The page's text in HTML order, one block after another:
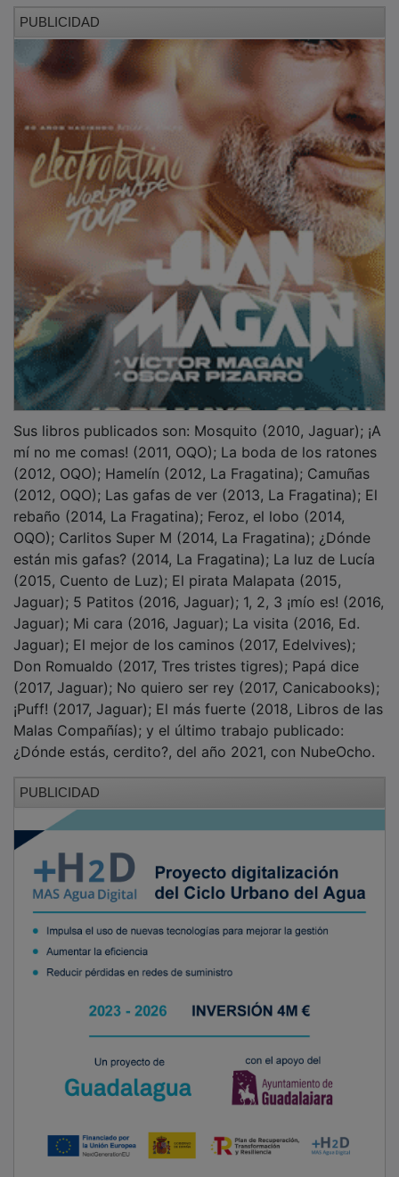
mí no me comas! (2011, OQO); La boda de los ratones
(2012, OQO); Hamelín (2012, La Fragatina); Camuñas
(2012, OQO); Las gafas de ver (2013, La Fragatina); El
rebaño (2014, La Fragatina); Feroz, el lobo (2014,
OQO); Carlitos Super M (2014, La Fragatina); ¿Dónde
están mis gafas? (2014, La Fragatina); La luz de Lucía
(2015, Cuento de Luz); El pirata Malapata (2015,
Jaguar); 5 Patitos (2016, Jaguar); 1, 2, 3 ¡mío es! (2016,
Jaguar); Mi cara (2016, Jaguar); La visita (2016, Ed.
Jaguar); El mejor de los caminos (2017, Edelvives);
Don Romualdo (2017, Tres tristes tigres); Papá dice
(2017, Jaguar); No quiero ser rey (2017, Canicabooks);
¡Puff! (2017, Jaguar); El más fuerte (2018, Libros de las
Malas Compañías); y el último trabajo publicado:
¿Dónde estás, cerdito?, del año 2021, con NubeOcho.